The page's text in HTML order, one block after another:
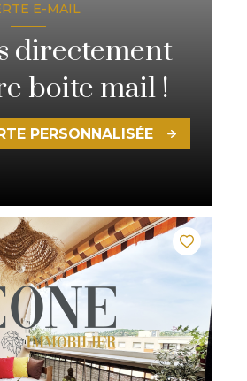
E-MAIL
directement
boite mail !
PERSONNALISÉE